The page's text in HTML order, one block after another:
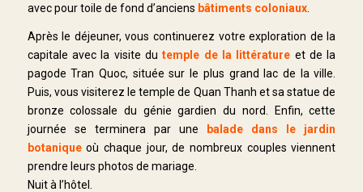
avec pour toile de fond d’anciens bâtiments coloniaux.
Après le déjeuner, vous continuerez votre exploration de la
capitale avec la visite dutemple de la littérature et de la
pagode Tran Quoc, située sur le plus grand lac de la ville.
Puis, vous visiterez le temple de Quan Thanh et sa statue de
bronze colossale du génie gardien du nord. Enfin, cette
journée se terminera par une balade dans le jardin
botaniqueoù chaque jour, de nombreux couples viennent
prendre leurs photos de mariage.
Nuit à l’hôtel.